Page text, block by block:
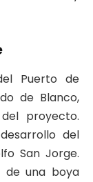
Puerto de
de Blanco,
proyecto.
del
San Jorge.
de una boya